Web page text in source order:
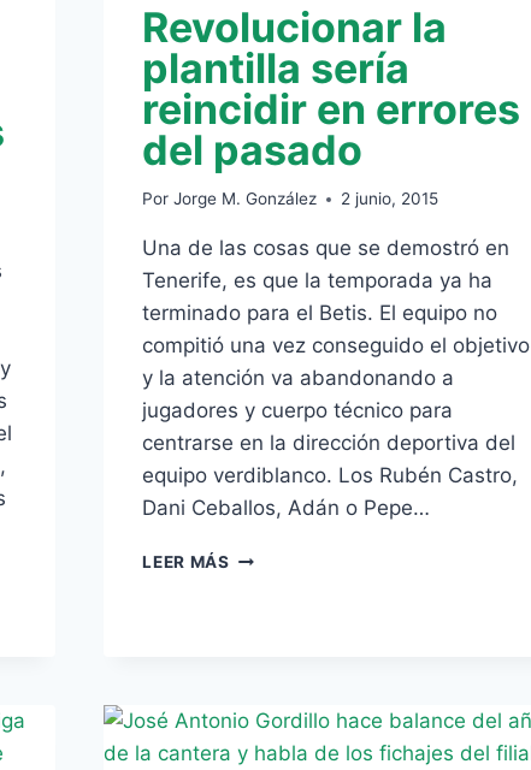
Revolucionar la
plantilla sería
reincidir en errores
del pasado
Por Jorge M. González 2 junio, 2015
Una de las cosas que se demostró en
Tenerife, es que la temporada ya ha
terminado para el Betis. El equipo no
compitió una vez conseguido el objetivo
y la atención va abandonando a
jugadores y cuerpo técnico para
centrarse en la dirección deportiva del
equipo verdiblanco. Los Rubén Castro,
Dani Ceballos, Adán o Pepe…
LEER MÁS REVOLUCIONAR
ERRORES
DEL
PASADO